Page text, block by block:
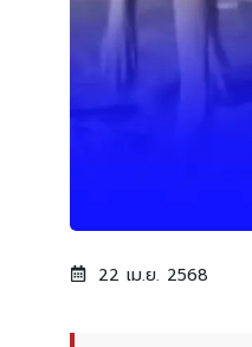
22 เม.ย. 2568